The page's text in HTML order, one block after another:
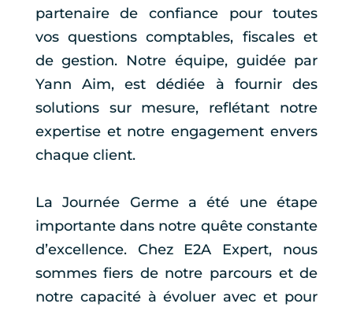
partenaire de confiance pour toutes
vos questions comptables, fiscales et
de gestion. Notre équipe, guidée par
Yann Aim, est dédiée à fournir des
solutions sur mesure, reflétant notre
expertise et notre engagement envers
chaque client.
La Journée Germe a été une étape
importante dans notre quête constante
d’excellence. Chez E2A Expert, nous
sommes fiers de notre parcours et de
notre capacité à évoluer avec et pour